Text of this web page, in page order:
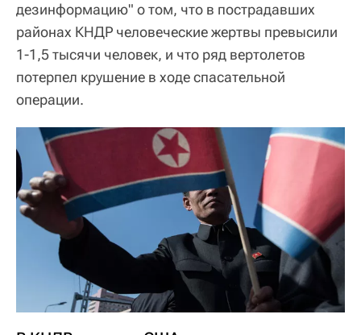
дезинформацию" о том, что в пострадавших
районах КНДР человеческие жертвы превысили
1-1,5 тысячи человек, и что ряд вертолетов
потерпел крушение в ходе спасательной
операции.